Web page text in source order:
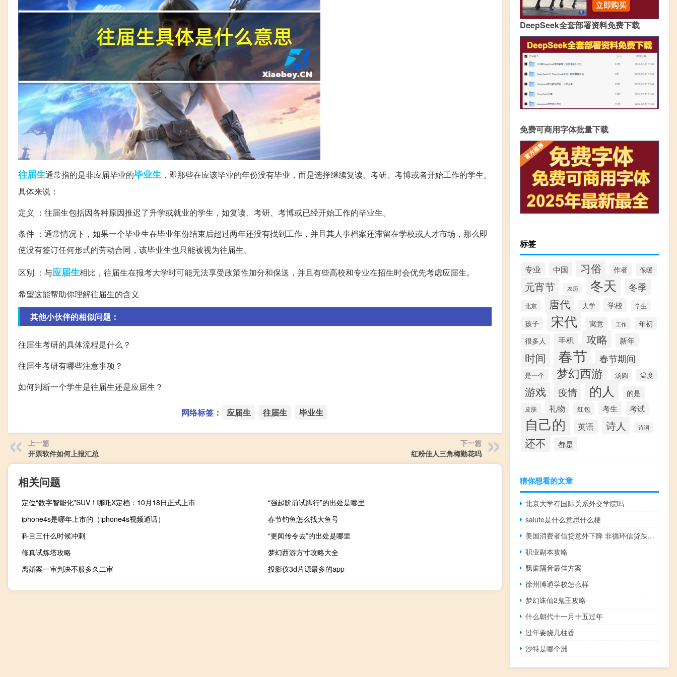
往届生通常指的是非应届毕业的毕业生 ，即那些在应该毕业的年份没有毕业，而是选择继续复读、考研、考博或者开始工作的学生。
具体来说：
定义 ：往届生包括因各种原因推迟了升学或就业的学生，如复读、考研、考博或已经开始工作的毕业生。
条件 ：通常情况下，如果一个毕业生在毕业年份结束后超过两年还没有找到工作，并且其人事档案还滞留在学校或人才市场，那么即
使没有签订任何形式的劳动合同，该毕业生也只能被视为往届生。
区别 ：与应届生相比，往届生在报考大学时可能无法享受政策性加分和保送，并且有些高校和专业在招生时会优先考虑应届生。
希望这能帮助你理解往届生的含义
其他小伙伴的相似问题：
往届生考研的具体流程是什么？
往届生考研有哪些注意事项？
如何判断一个学生是往届生还是应届生？
网络标签： 应届生 往届生 毕业生
上一篇
开票软件如何上报汇总
下一篇
红粉佳人三角梅勤花吗
相关问题
定位“数字智能化”SUV！哪吒X定档：10月18日正式上市
“强起阶前试脚行”的出处是哪里
iphone4s是哪年上市的（iphone4s视频通话）
春节钓鱼怎么找大鱼号
科目三什么时候冲刺
“更闻传令去”的出处是哪里
修真试炼塔攻略
梦幻西游方寸攻略大全
离婚案一审判决不服多久二审
投影仪3d片源最多的app
DeepSeek全套部署资料免费下载
免费可商用字体批量下载
标签
专业 中国 习俗 作者 保暖
元宵节 农历 冬天 冬季
北京 唐代 大学 学校 学生
孩子 宋代 寓意 工作
年初
很多人
手机 攻略 新年
时间 春节 春节期间
是一个 梦幻西游 汤圆 温度
游戏 疫情 的人 的是
皮肤 礼物 红包 考生 考试
自己的 英语 诗人 诗词
还不 都是
猜你想看的文章
北京大学有国际关系外交学院吗
salute是什么意思什么梗
美国消费者信贷意外下降 非循环信贷跌幅创纪录
职业副本攻略
飘窗隔音最佳方案
徐州博通学校怎么样
梦幻诛仙2鬼王攻略
什么朝代十一月十五过年
过年要烧几柱香
沙特是哪个洲